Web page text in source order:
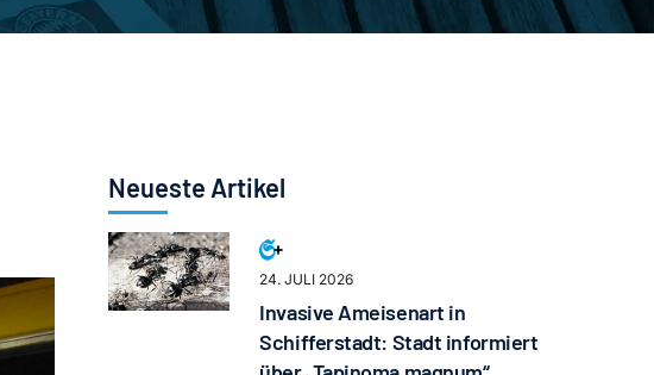
Neueste Artikel
24. JULI 2026
Invasive Ameisenart in
Schifferstadt: Stadt informiert